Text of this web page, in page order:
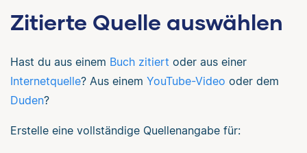
Zitierte Quelle auswählen
Hast du aus einem Buch zitiert oder aus einer
Internetquelle? Aus einem YouTube-Video oder dem
Duden?
Erstelle eine vollständige Quellenangabe für: